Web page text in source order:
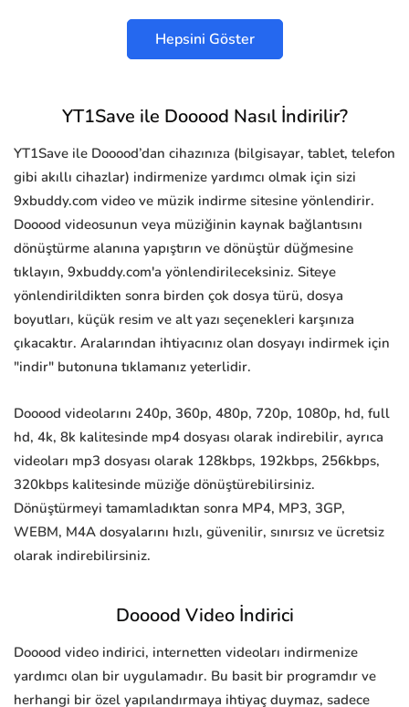
Hepsini Göster
YT1Save ile Dooood Nasıl İndirilir?
YT1Save ile Dooood’dan cihazınıza (bilgisayar, tablet, telefon
gibi akıllı cihazlar) indirmenize yardımcı olmak için sizi
9xbuddy.com video ve müzik indirme sitesine yönlendirir.
Dooood videosunun veya müziğinin kaynak bağlantısını
dönüştürme alanına yapıştırın ve dönüştür düğmesine
tıklayın, 9xbuddy.com'a yönlendirileceksiniz. Siteye
yönlendirildikten sonra birden çok dosya türü, dosya
boyutları, küçük resim ve alt yazı seçenekleri karşınıza
çıkacaktır. Aralarından ihtiyacınız olan dosyayı indirmek için
"indir" butonuna tıklamanız yeterlidir.
Dooood videolarını 240p, 360p, 480p, 720p, 1080p, hd, full
hd, 4k, 8k kalitesinde mp4 dosyası olarak indirebilir, ayrıca
videoları mp3 dosyası olarak 128kbps, 192kbps, 256kbps,
320kbps kalitesinde müziğe dönüştürebilirsiniz.
Dönüştürmeyi tamamladıktan sonra MP4, MP3, 3GP,
WEBM, M4A dosyalarını hızlı, güvenilir, sınırsız ve ücretsiz
olarak indirebilirsiniz.
Dooood Video İndirici
Dooood video indirici, internetten videoları indirmenize
yardımcı olan bir uygulamadır. Bu basit bir programdır ve
herhangi bir özel yapılandırmaya ihtiyaç duymaz, sadece